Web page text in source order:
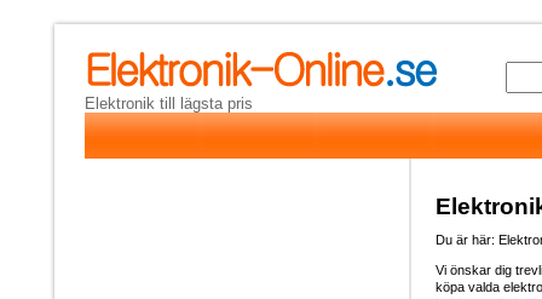
Elektronik till lägsta pris
Du är här:
Vi önskar dig
köpa valda